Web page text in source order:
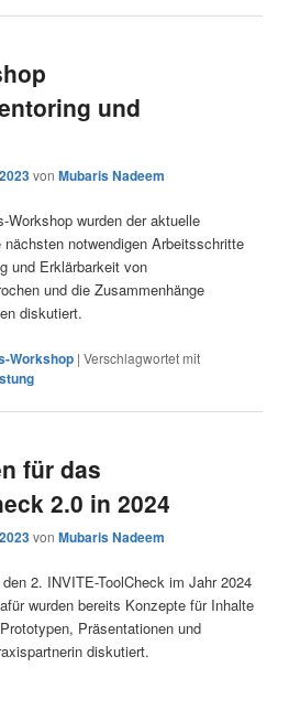
und
vonMubaris Nadeem
Workshop wurden der aktuelle
notwendigen Arbeitsschritte
und Erklärbarkeit von
und die Zusammenhänge
diskutiert.
Workshop |Verschlagwortet mit
für das
2.0 in 2024
vonMubaris Nadeem
2. INVITE-ToolCheck im Jahr 2024
wurden bereits Konzepte für Inhalte
Präsentationen und
diskutiert.